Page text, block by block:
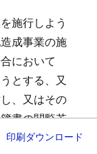
施行しよう
成事業の施
において
とする、又
、又はその
書の閲覧若
しくは登記
印刷ダウンロード